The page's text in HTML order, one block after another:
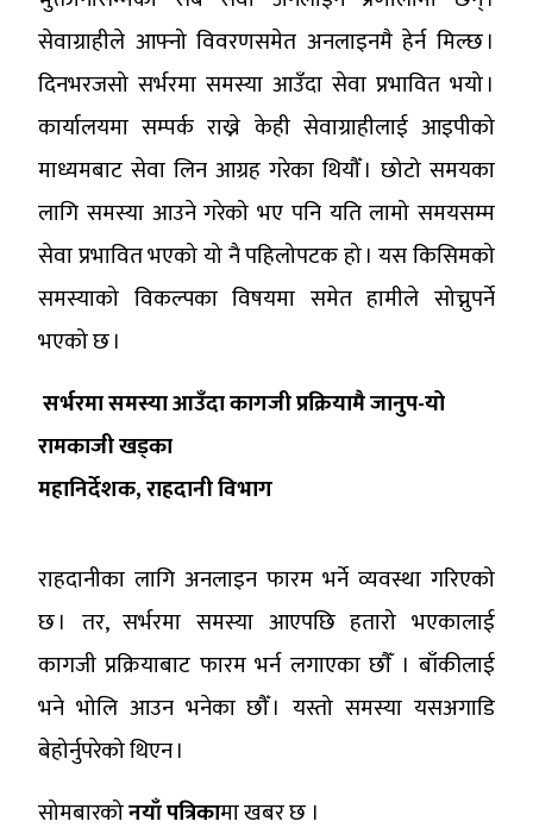
सेवाग्राहीले आफ्नो विवरणसमेत अनलाइनमै हेर्न मिल्छ ।
दिनभरजसो सर्भरमा समस्या आउँदा सेवा प्रभावित भयो ।
कार्यालयमा सम्पर्क राख्ने केही सेवाग्राहीलाई आइपीको
माध्यमबाट सेवा लिन आग्रह गरेका थियौँ । छोटो समयका
लागि समस्या आउने गरेको भए पनि यति लामो समयसम्म
सेवा प्रभावित भएको यो नै पहिलोपटक हो । यस किसिमको
समस्याको विकल्पका विषयमा समेत हामीले सोच्नुपर्ने
भएको छ ।
सर्भरमा समस्या आउँदा कागजी प्रक्रियामै जानुप-यो
रामकाजी खड्का
महानिर्देशक, राहदानी विभाग
राहदानीका लागि अनलाइन फारम भर्ने व्यवस्था गरिएको
छ । तर, सर्भरमा समस्या आएपछि हतारो भएकालाई
कागजी प्रक्रियाबाट फारम भर्न लगाएका छाैँ । बाँकीलाई
भने भोलि आउन भनेका छौँ । यस्तो समस्या यसअगाडि
बेहोर्नुपरेको थिएन ।
सोमबारकोनयाँ पत्रिकामा खबर छ ।